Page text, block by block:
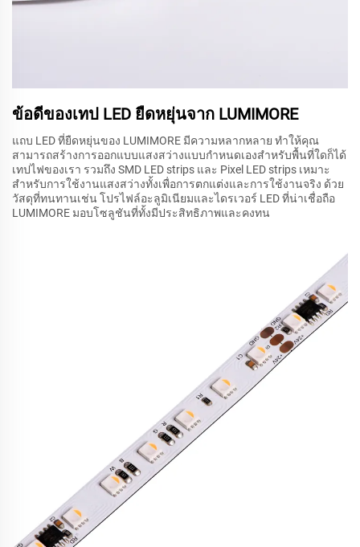
ข้อดีของเทป LED ยืดหยุ่นจาก LUMIMORE
แถบ LED ที่ยืดหยุ่นของ LUMIMORE มีความหลากหลาย ทำให้คุณ
สามารถสร้างการออกแบบแสงสว่างแบบกำหนดเองสำหรับพื้นที่ใดก็ได้
เทปไฟของเรา รวมถึง SMD LED strips และ Pixel LED strips เหมาะ
สำหรับการใช้งานแสงสว่างทั้งเพื่อการตกแต่งและการใช้งานจริง ด้วย
วัสดุที่ทนทานเช่น โปรไฟล์อะลูมิเนียมและไดรเวอร์ LED ที่น่าเชื่อถือ
LUMIMORE มอบโซลูชันที่ทั้งมีประสิทธิภาพและคงทน